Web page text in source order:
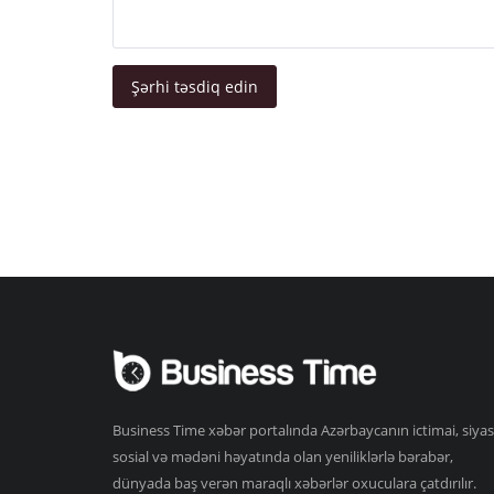
Şərhi təsdiq edin
Business Time xəbər portalında Azərbaycanın ictimai,
sosial və mədəni həyatında olan yeniliklərlə bərabər,
dünyada baş verən maraqlı xəbərlər oxuculara çatdırılır.